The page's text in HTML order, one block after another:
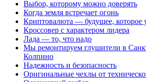
Выбор, которому можно доверять
Когда земля встречает огонь
Криптовалюта — будущее, которое
Кроссовер с характером лидера
Лада — то, что надо
Мы ремонтируем глушители в
Колпино
Надежность и безопасность
Оригинальные чехлы от